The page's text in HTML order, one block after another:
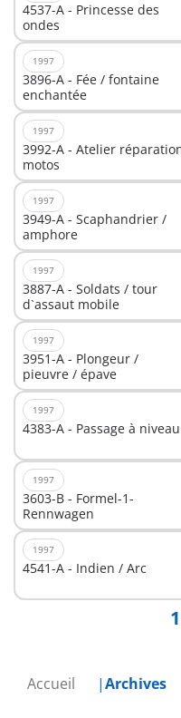
Accueil Archives
4537-A - Princesse des
ondes
1997
3896-A - Fée / fontaine
enchantée
1997
3992-A - Atelier
motos
1997
3949-A - Scaphandrier /
amphore
1997
3887-A - Soldats / tour
d`assaut mobile
1997
3951-A - Plongeur /
pieuvre / épave
1997
4383-A - Passage à niveau
1997
3603-B - Formel-1-
Rennwagen
1997
4541-A - Indien / Arc